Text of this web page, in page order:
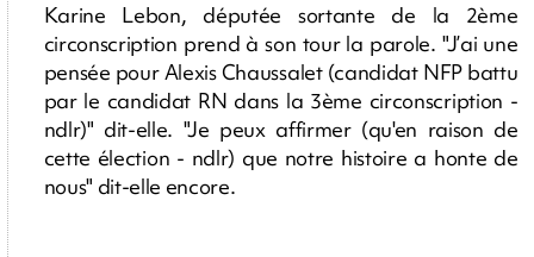
Karine Lebon, députée sortante de la 2ème
circonscription prend à son tour la parole. "J’ai une
pensée pour Alexis Chaussalet (candidat NFP battu
par le candidat RN dans la 3ème circonscription -
ndlr)" dit-elle. "Je peux affirmer (qu'en raison de
cette élection - ndlr) que notre histoire a honte de
nous" dit-elle encore.